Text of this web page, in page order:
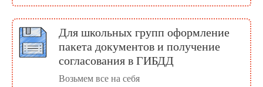
Для школьных групп оформление
пакета документов и получение
согласования в ГИБДД
Возьмем все на себя